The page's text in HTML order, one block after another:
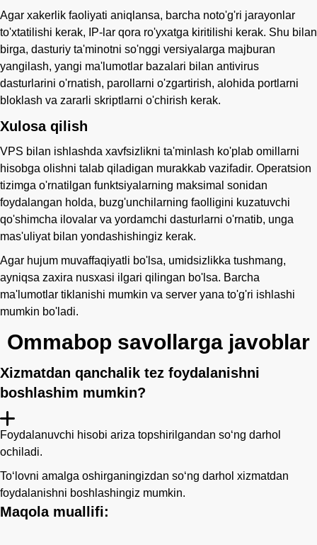
Agar xakerlik faoliyati aniqlansa, barcha noto'g'ri jarayonlar
to'xtatilishi kerak, IP-lar qora ro'yxatga kiritilishi kerak. Shu bilan
birga, dasturiy ta'minotni so'nggi versiyalarga majburan
yangilash, yangi ma'lumotlar bazalari bilan antivirus
dasturlarini o'rnatish, parollarni o'zgartirish, alohida portlarni
bloklash va zararli skriptlarni o'chirish kerak.
Xulosa qilish
VPS bilan ishlashda xavfsizlikni ta'minlash ko'plab omillarni
hisobga olishni talab qiladigan murakkab vazifadir. Operatsion
tizimga o'rnatilgan funktsiyalarning maksimal sonidan
foydalangan holda, buzg'unchilarning faolligini kuzatuvchi
qo'shimcha ilovalar va yordamchi dasturlarni o'rnatib, unga
mas'uliyat bilan yondashishingiz kerak.
Agar hujum muvaffaqiyatli bo'lsa, umidsizlikka tushmang,
ayniqsa zaxira nusxasi ilgari qilingan bo'lsa. Barcha
ma'lumotlar tiklanishi mumkin va server yana to'g'ri ishlashi
mumkin bo'ladi.
Ommabop savollarga javoblar
Xizmatdan qanchalik tez foydalanishni
boshlashim mumkin?
Foydalanuvchi hisobi ariza topshirilgandan so‘ng darhol
ochiladi.
Toʻlovni amalga oshirganingizdan soʻng darhol xizmatdan
foydalanishni boshlashingiz mumkin.
Maqola muallifi: